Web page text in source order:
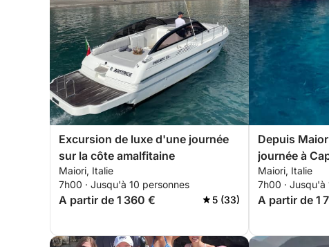
Excursion de luxe d'une journée
sur la côte amalfitaine
Maiori, Italie
7h00 · Jusqu'à 10 personnes
A partir de 1 360 € 5 (33)
Depuis
journée à
Découvrez la
avec style
Maiori, Italie
7h00 · Jusqu'à
A partir de 1